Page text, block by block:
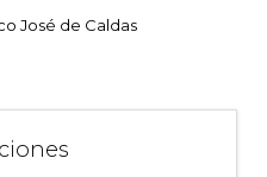
José de Caldas